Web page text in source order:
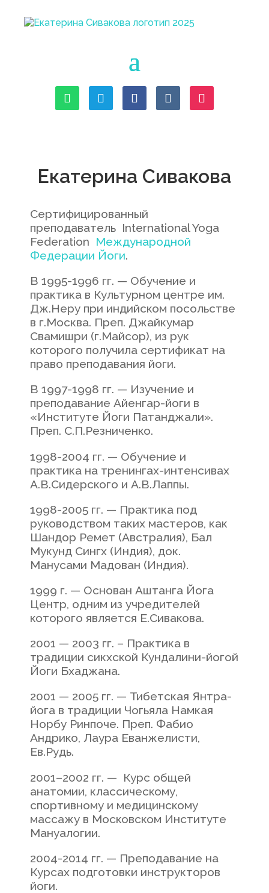
Екатерина Сивакова
Сертифицированный
преподаватель International Yoga
Federation Международной
Федерации Йоги.
В 1995-1996 гг. — Обучение и
практика в Культурном центре им.
Дж.Неру при индийском посольстве
в г.Москва. Преп. Джайкумар
Свамишри (г.Майсор), из рук
которого получила сертификат на
право преподавания йоги.
В 1997-1998 гг. — Изучение и
преподавание Айенгар-йоги в
«Институте Йоги Патанджали».
Преп. С.П.Резниченко.
1998-2004 гг. — Обучение и
практика на тренингах-интенсивах
А.В.Сидерского и А.В.Лаппы.
1998-2005 гг. — Практика под
руководством таких мастеров, как
Шандор Ремет (Австралия), Бал
Мукунд Сингх (Индия), док.
Манусами Мадован (Индия).
1999 г. — Основан Аштанга Йога
Центр, одним из учредителей
которого является Е.Сивакова.
2001 — 2003 гг. – Практика в
традиции сикхской Кундалини-йогой
Йоги Бхаджана.
2001 — 2005 гг. — Тибетская Янтра-
йога в традиции Чогьяла Намкая
Норбу Ринпоче. Преп. Фабио
Андрико, Лаура Еванжелисти,
Ев.Рудь.
2001–2002 гг. — Курс общей
анатомии, классическому,
спортивному и медицинскому
массажу в Московском Институте
Мануалогии.
2004-2014 гг. — Преподавание на
Курсах подготовки инструкторов
йоги.